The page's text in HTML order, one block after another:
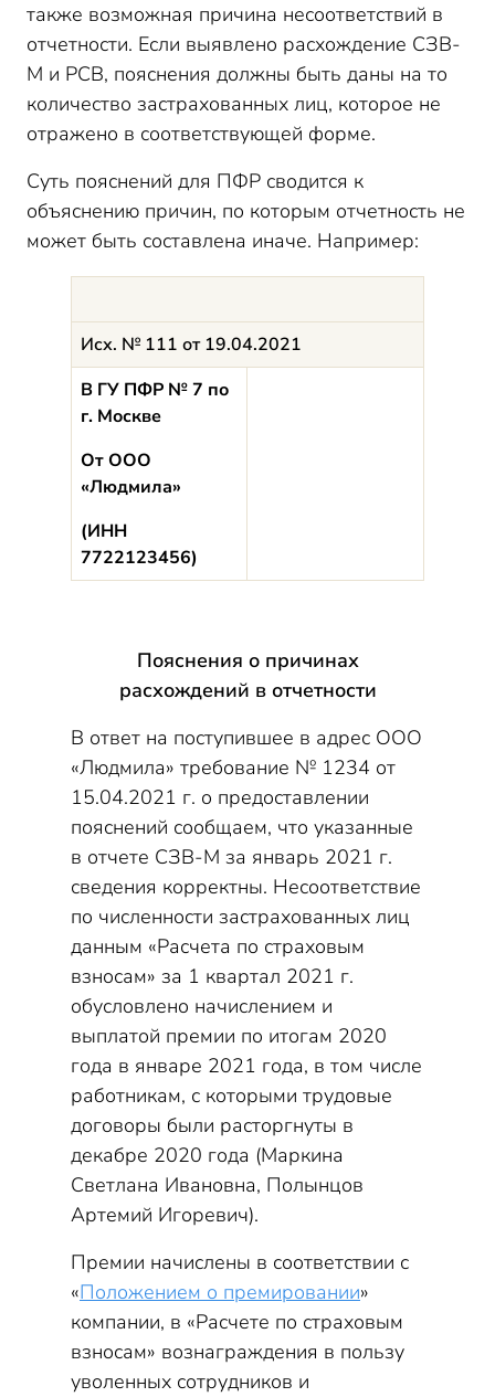
также возможная причина несоответствий в
отчетности. Если выявлено расхождение СЗВ-
М и РСВ, пояснения должны быть даны на то
количество застрахованных лиц, которое не
отражено в соответствующей форме.
Суть пояснений для ПФР сводится к
объяснению причин, по которым отчетность не
может быть составлена иначе. Например:
Исх. № 111 от 19.04.2021
В ГУ ПФР № 7 по
г. Москве
От ООО
«Людмила»
(ИНН
7722123456)
Пояснения о причинах
расхождений в отчетности
В ответ на поступившее в адрес ООО
«Людмила» требование № 1234 от
15.04.2021 г. о предоставлении
пояснений сообщаем, что указанные
в отчете СЗВ-М за январь 2021 г.
сведения корректны. Несоответствие
по численности застрахованных лиц
данным «Расчета по страховым
взносам» за 1 квартал 2021 г.
обусловлено начислением и
выплатой премии по итогам 2020
года в январе 2021 года, в том числе
работникам, с которыми трудовые
договоры были расторгнуты в
декабре 2020 года (Маркина
Светлана Ивановна, Полынцов
Артемий Игоревич).
Премии начислены в соответствии с
«Положением о премировании»
компании, в «Расчете по страховым
взносам» вознаграждения в пользу
уволенных сотрудников и